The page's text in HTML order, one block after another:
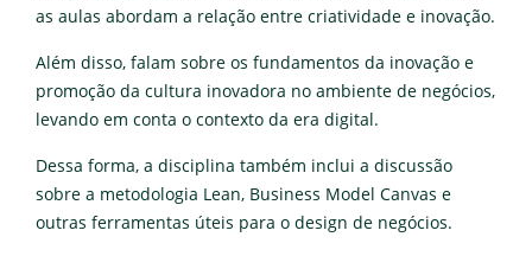
as aulas abordam a relação entre criatividade e inovação.
Além disso, falam sobre os fundamentos da inovação e
promoção da cultura inovadora no ambiente de negócios,
levando em conta o contexto da era digital.
Dessa forma, a disciplina também inclui a discussão
sobre a metodologia Lean, Business Model Canvas e
outras ferramentas úteis para o design de negócios.